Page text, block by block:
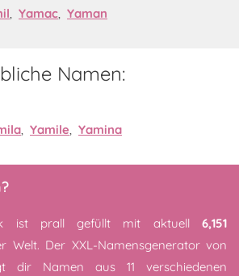
, Yamac, Yaman
Namen:
, Yamile, Yamina
ist prall gefüllt mit aktuell 6,151
Welt. Der XXL-Namensgenerator von
dir Namen aus 11 verschiedenen